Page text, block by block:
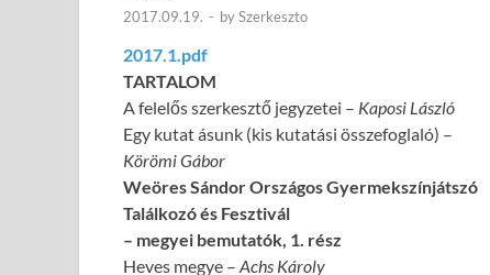
2017.09.19. - bySzerkeszto
2017.1.pdf
TARTALOM
A felelős szerkesztő jegyzetei – Kaposi László
Egy kutat ásunk (kis kutatási összefoglaló) –
Körömi Gábor
Weöres Sándor Országos Gyermekszínjátszó
Találkozó és Fesztivál
– megyei bemutatók, 1. rész
Heves megye – Achs Károly